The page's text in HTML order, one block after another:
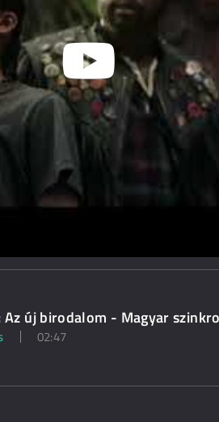
Az új birodalom - Magyar
02:47